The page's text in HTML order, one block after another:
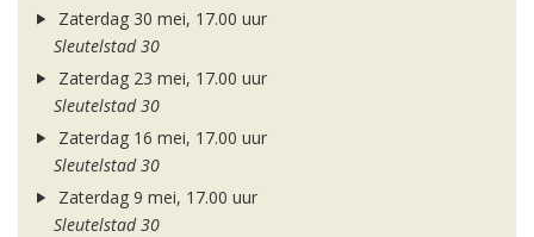
Zaterdag 30 mei, 17.00 uur
Sleutelstad 30
Zaterdag 23 mei, 17.00 uur
Sleutelstad 30
Zaterdag 16 mei, 17.00 uur
Sleutelstad 30
Zaterdag 9 mei, 17.00 uur
Sleutelstad 30